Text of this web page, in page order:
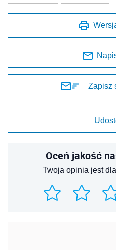
Zapisz
Oceń jakość
Twoja opinia jest